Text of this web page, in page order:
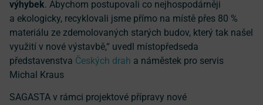
výhybek. Abychom postupovali co nejhospodárněji
a ekologicky, recyklovali jsme přímo na místě přes 80 %
materiálu ze zdemolovaných starých budov, který tak našel
využití v nové výstavbě,“ uvedl místopředseda
představenstva Českých drah a náměstek pro servis
Michal Kraus
SAGASTA v rámci projektové přípravy nové